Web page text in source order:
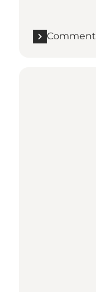
Comment